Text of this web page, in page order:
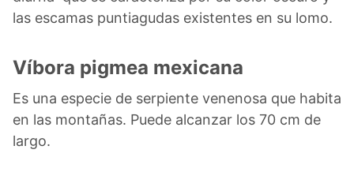
las escamas puntiagudas existentes en su lomo.
Víbora pigmea mexicana
Es una especie de serpiente venenosa que habita
en las montañas. Puede alcanzar los 70 cm de
largo.